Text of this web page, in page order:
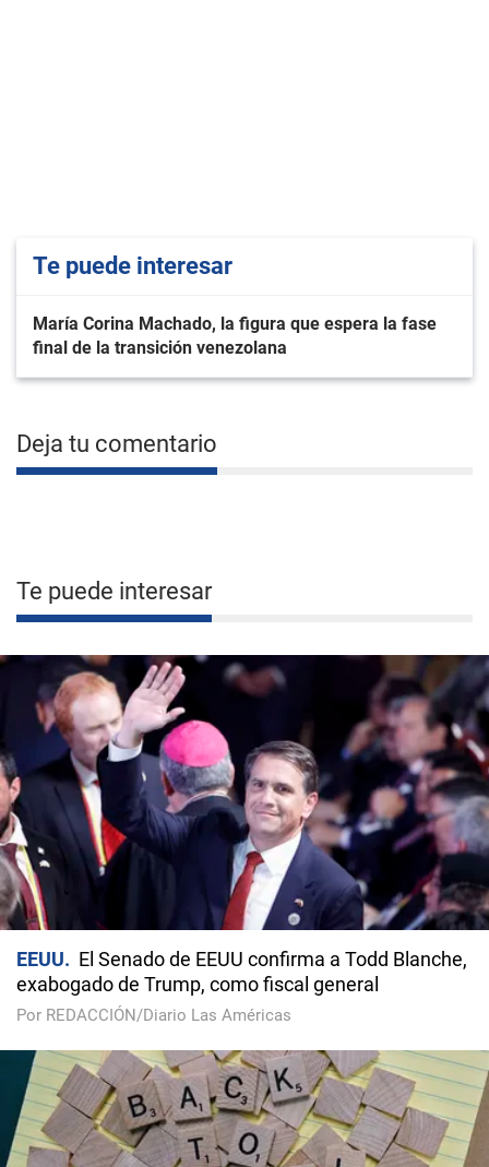
Te puede interesar
María Corina Machado, la figura que espera la fase
final de la transición venezolana
Deja tu comentario
Te puede interesar
EEUU
El Senado de EEUU confirma a Todd Blanche,
exabogado de Trump, como fiscal general
Por REDACCIÓN/Diario Las Américas